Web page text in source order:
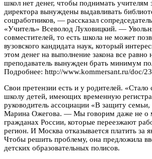
школ нет денег, чтобы поднимать учителям
директора вынуждены выдавливать
соцработников, — рассказал
«Учитель» Всеволод Луховицкий. —
совместителей, то есть школа не может
вузовского кандидата наук, который
этом денег на выполнение закона все равно
преподаватель вынужден брать минимум
Подробнее: http://www.kommersant.ru/doc/
Свои претензии есть и у родителей. «Стало
школу детей, имеющих временную
руководитель ассоциации «В защиту семьи,
Марина Ожегова. — Мы говорим даже не о
гражданах России, которые переезжают
регион. И Москва отказывается платить за
Чтобы решить проблему, она предложила
детских образовательных полисов.